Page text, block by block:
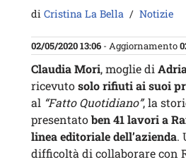
di Cristina La Bella Notizie
02/05/2020 13:06 - Aggiornamento
Claudia Mori, moglie di
ricevutosolo rifiuti ai suoi
al “Fatto Quotidiano”, la
presentatoben 41 lavori a
linea editoriale dell’azienda.
difficoltà di collaborare con